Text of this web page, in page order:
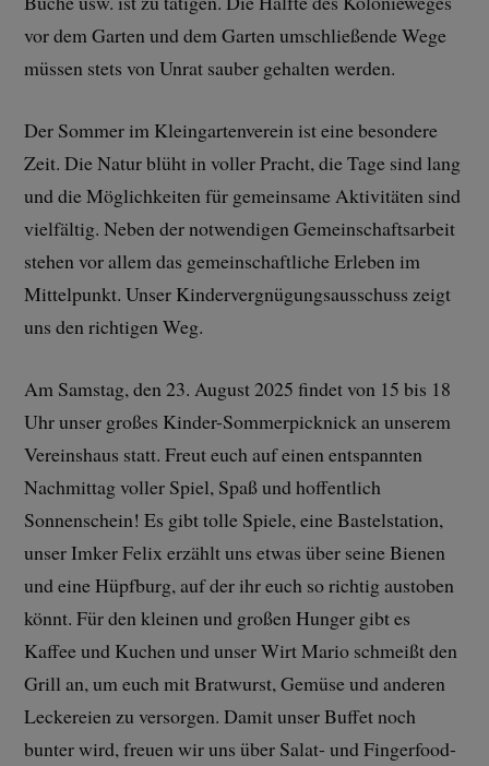
vor dem Garten und dem Garten umschließende Wege
müssen stets von Unrat sauber gehalten werden.
Der Sommer im Kleingartenverein ist eine besondere
Zeit. Die Natur blüht in voller Pracht, die Tage sind lang
und die Möglichkeiten für gemeinsame Aktivitäten sind
vielfältig. Neben der notwendigen Gemeinschaftsarbeit
stehen vor allem das gemeinschaftliche Erleben im
Mittelpunkt. Unser Kindervergnügungsausschuss zeigt
uns den richtigen Weg.
Am Samstag, den 23. August 2025 findet von 15 bis 18
Uhr unser großes Kinder-Sommerpicknick an unserem
Vereinshaus statt. Freut euch auf einen entspannten
Nachmittag voller Spiel, Spaß und hoffentlich
Sonnenschein! Es gibt tolle Spiele, eine Bastelstation,
unser Imker Felix erzählt uns etwas über seine Bienen
und eine Hüpfburg, auf der ihr euch so richtig austoben
könnt. Für den kleinen und großen Hunger gibt es
Kaffee und Kuchen und unser Wirt Mario schmeißt den
Grill an, um euch mit Bratwurst, Gemüse und anderen
Leckereien zu versorgen. Damit unser Buffet noch
bunter wird, freuen wir uns über Salat- und Fingerfood-